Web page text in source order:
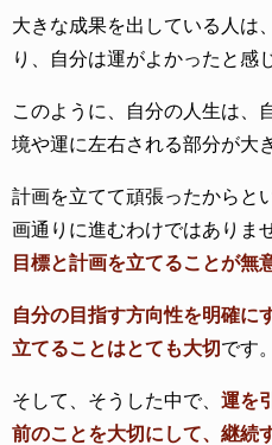
大きな成果を出している人は
り、自分は運がよかったと感
このように、自分の人生は、
境や運に左右される部分が大
計画を立てて頑張ったからと
画通りに進むわけではありま
目標と計画を立てることが無
自分の目指す方向性を明確に
立てることはとても大切です。
そして、そうした中で、 運を
前のことを大切にして、継続